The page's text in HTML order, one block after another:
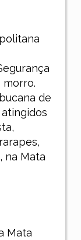
de
na Mata
Mata